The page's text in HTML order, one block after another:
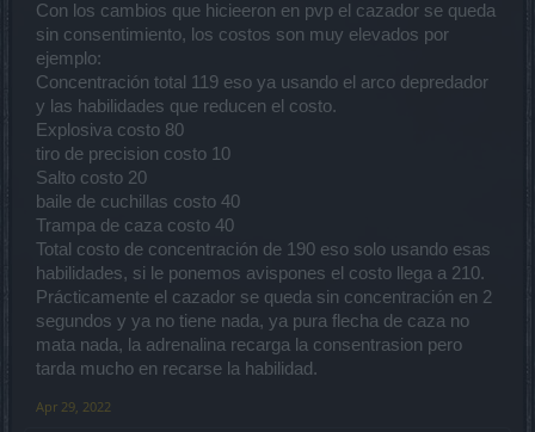
Con los cambios que hicieeron en pvp el cazador se queda
sin consentimiento, los costos son muy elevados por
ejemplo:
Concentración total 119 eso ya usando el arco depredador
y las habilidades que reducen el costo.
Explosiva costo 80
tiro de precision costo 10
Salto costo 20
baile de cuchillas costo 40
Trampa de caza costo 40
Total costo de concentración de 190 eso solo usando esas
habilidades, si le ponemos avispones el costo llega a 210.
Prácticamente el cazador se queda sin concentración en 2
segundos y ya no tiene nada, ya pura flecha de caza no
mata nada, la adrenalina recarga la consentrasion pero
tarda mucho en recarse la habilidad.
Apr 29, 2022